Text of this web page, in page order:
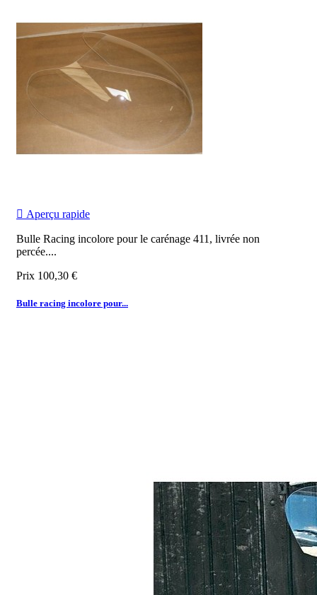
 Aperçu rapide
Bulle Racing incolore pour le carénage 411, livrée non
percée....
Prix 100,30 €
Bulle racing incolore pour...